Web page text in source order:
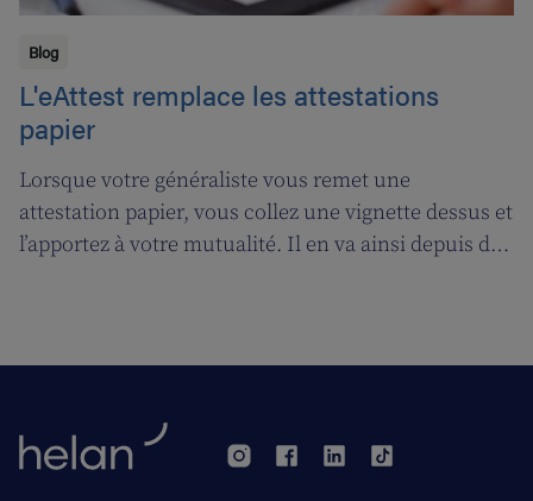
Blog
L'eAttest remplace les attestations
papier
Lorsque votre généraliste vous remet une
attestation papier, vous collez une vignette dessus et
l’apportez à votre mutualité. Il en va ainsi depuis des
vous facilitera grandement la vie.